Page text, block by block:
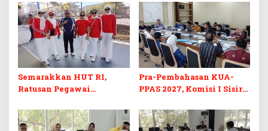
Semarakkan HUT RI,
Ratusan Pegawai
Ikuti Lomba Bola Gotong
Pra-Pembahasan KUA-
PPAS 2027, Komisi I Sisir
Berkelanjutan